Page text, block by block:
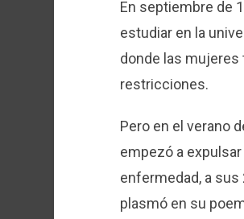
En septiembre de
estudiar en la
donde las mujeres
restricciones.
Pero en el verano
empezó a
enfermedad, a sus
plasmó en su